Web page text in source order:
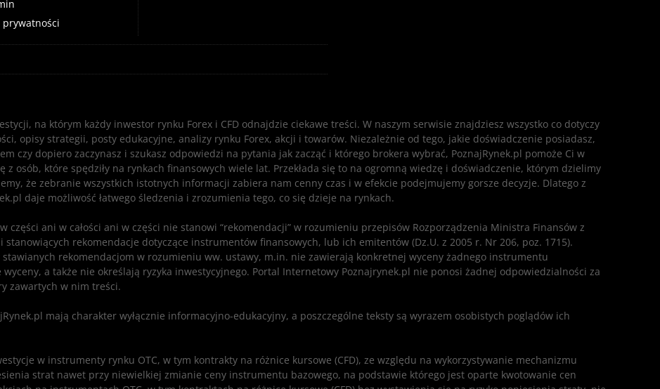
prywatności
na którym każdy inwestor rynku Forex i CFD odnajdzie ciekawe treści. W naszym serwisie znajdziesz wszystko co dotyczy
opisy strategii, posty edukacyjne, analizy rynku Forex, akcji i towarów. Niezależnie od tego, jakie doświadczenie posiadasz,
czy dopiero zaczynasz i szukasz odpowiedzi na pytania jak zacząć i którego brokera wybrać, PoznajRynek.pl pomoże Ci w
z osób, które spędziły na rynkach finansowych wiele lat. Przekłada się to na ogromną wiedzę i doświadczenie, którym dzielimy
że zebranie wszystkich istotnych informacji zabiera nam cenny czas i w efekcie podejmujemy gorsze decyzje. Dlatego z
daje możliwość łatwego śledzenia i zrozumienia tego, co się dzieje na rynkach.
części ani w całości ani w części nie stanowi “rekomendacji” w rozumieniu przepisów Rozporządzenia Ministra Finansów z
rekomendacje dotyczące instrumentów finansowych, lub ich emitentów (Dz.U. z 2005 r. Nr 206, poz. 1715).
rekomendacjom w rozumieniu ww. ustawy, m.in. nie zawierają konkretnej wyceny żadnego instrumentu
a także nie określają ryzyka inwestycyjnego. Portal Internetowy Poznajrynek.pl nie ponosi żadnej odpowiedzialności za
zawartych w nim treści.
mają charakter wyłącznie informacyjno-edukacyjny, a poszczególne teksty są wyrazem osobistych poglądów ich
w instrumenty rynku OTC, w tym kontrakty na różnice kursowe (CFD), ze względu na wykorzystywanie mechanizmu
strat nawet przy niewielkiej zmianie ceny instrumentu bazowego, na podstawie którego jest oparte kwotowanie cen